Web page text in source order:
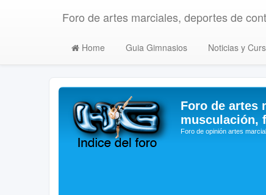
Foro de artes marciales, deportes de
Home Guia Gimnasios Noticias y
Foro de artes
musculación,
Foro de opinión artes